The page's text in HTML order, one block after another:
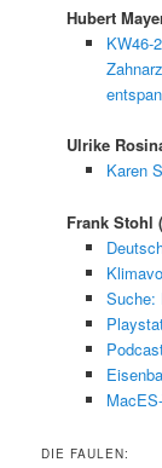
Hubert
KW46-
Ulrike
Karen
Frank Stohl
Suche:
DIE FAULEN: